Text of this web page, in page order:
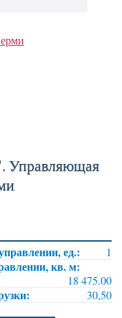
Управляющая
ед.: 1
кв. м:
18 475.00
30,50